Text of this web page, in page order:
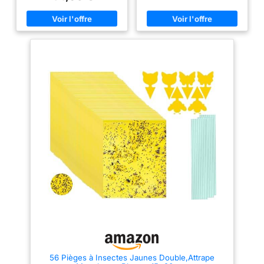
contre les dommages
causés par le gel
Double sécurité :
garantir que votre
serre reste bien en
place en cas de vent
fort. Deux pièces
anti-basculement
empêchent le
basculement des
plantations et vous
protègent, vous et
votre famille Plaque
réglable : les 2
parterre de plantes
peuvent être
déplacées dans une
OPTIMISER LA CROISSANCE &
RENDEMENT DE VOS PLANTES
: serre de jardin idéale pour
protéger vos plantes contre le
densité 140 g/m² rallongée de
10 cm pour un meilleur maintien
au sol (cordons de serrage à la
structure et piquets d'ancrage
inclus) STRUCTURE ROBUSTE :
serre de balcon avec structure
châssis en acier thermo-laqué
pour un usage pérenne PORTE
ENROULABLE ZIPPÉE : serre de
jardin extérieure dotée d'une
porte enroulable avec zip et
boucles d'attache afin de vous
adapter parfaitement aux
conditions climatiques
installation flexible pour créer
un réseau d'irrigation adapté à
votre balcon, terrasse, serre ou
facilement votre arrosage grace
à 12 intervalles et 12 durées
programmables. Adaptez
l'apport en eau selon les
besoins de chaque plante, des
cactus aux fleurs ou aux
légumes. L'eau est distribuée
directement aux racines, limitant
le gaspillage et permettant
d'économiser jusqu'à 70 %
d'eau par rapport à un arrosage
manuel. Batterie rechargeable
longue autonomie & étanchéité
IP65: Grace à sa protection
IP65, le contr?leur résiste à la
d'autonomie, idéale pour
56 Pièges à Insectes Jaunes Double,Attrape